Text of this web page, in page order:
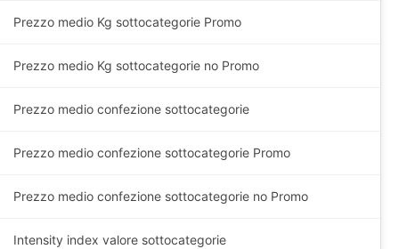
Prezzo medio Kg sottocategorie Promo
Prezzo medio Kg sottocategorie no Promo
Prezzo medio confezione sottocategorie
Prezzo medio confezione sottocategorie Promo
Prezzo medio confezione sottocategorie no Promo
Intensity index valore sottocategorie